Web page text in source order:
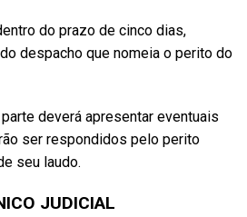
do prazo de cinco dias,
despacho que nomeia o perito do
deverá apresentar eventuais
ser respondidos pelo perito
seu laudo.
JUDICIAL